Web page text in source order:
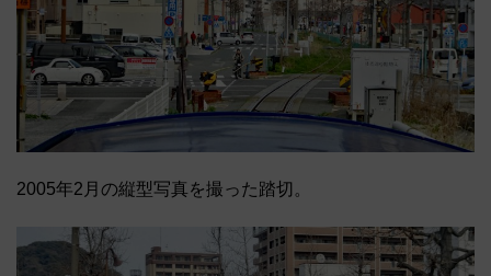
2005年2月の縦型写真を撮った踏切。